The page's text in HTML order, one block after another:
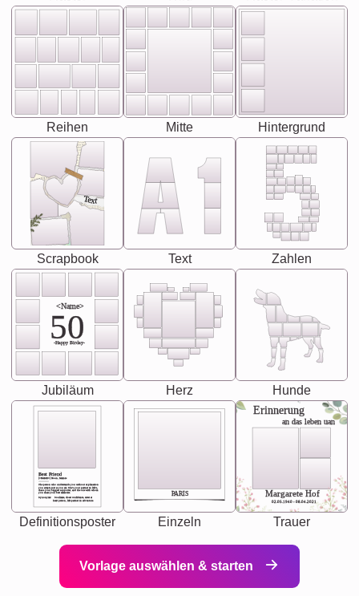
Reihen Mitte Hintergrund
Text
Scrapbook Text Zahlen
<Name>
50
-Happy Birday-
Jubiläum Herz Hunde
Best Friend
[<NAME>] Noun, feminie
Synonyms: Soulmate, closet confidante, sister at
heart person, life partner in adventure.
The person who understands you without explanation
you accepts just as you are. She's your partner in life's,
chaos your biggest supporter, and the one with whom
you share your best memories.
Definitionsposter
PARIS
Einzeln
Erinnerung
an das leben uan
Margarete Hof
02.05.1940 - 08.04.2021
Trauer
Vorlage auswählen & starten